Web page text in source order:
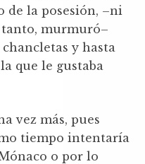
de la posesión, –ni
tanto, murmuró–
y hasta
que le gustaba
vez más, pues
tiempo intentaría
o por lo